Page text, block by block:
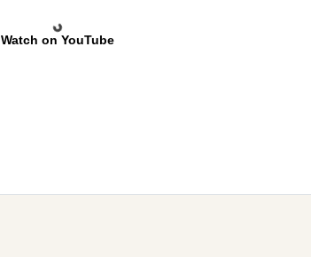
Watch on YouTube